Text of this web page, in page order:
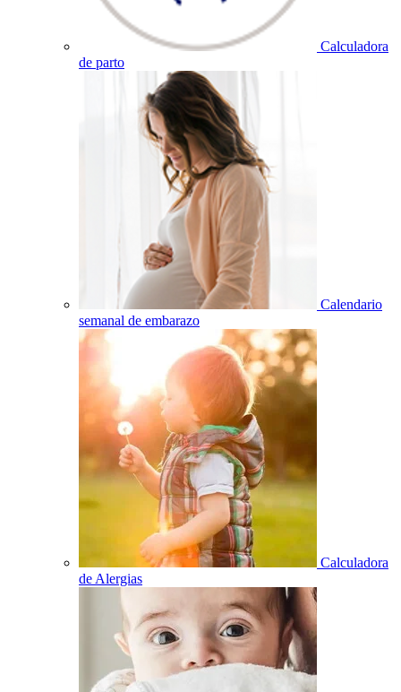
Calculadora
de parto
Calendario
semanal de embarazo
Calculadora
de Alergias